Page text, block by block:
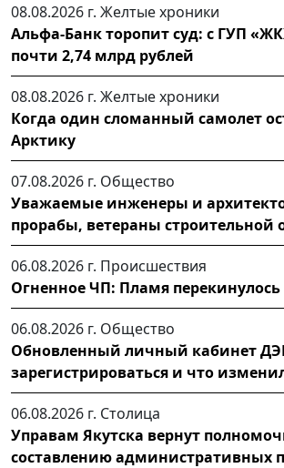
08.08.2026 г. Желтые хроники
Альфа-Банк торопит суд: с ГУП
почти 2,74 млрд рублей
08.08.2026 г. Желтые хроники
Когда один сломанный самолет
Арктику
07.08.2026 г. Общество
Уважаемые инженеры и
прорабы, ветераны строительной
06.08.2026 г. Происшествия
Огненное ЧП: Пламя перекинулось
06.08.2026 г. Общество
Обновленный личный кабинет
зарегистрироваться и что
06.08.2026 г. Столица
Управам Якутска вернут
составлению административных